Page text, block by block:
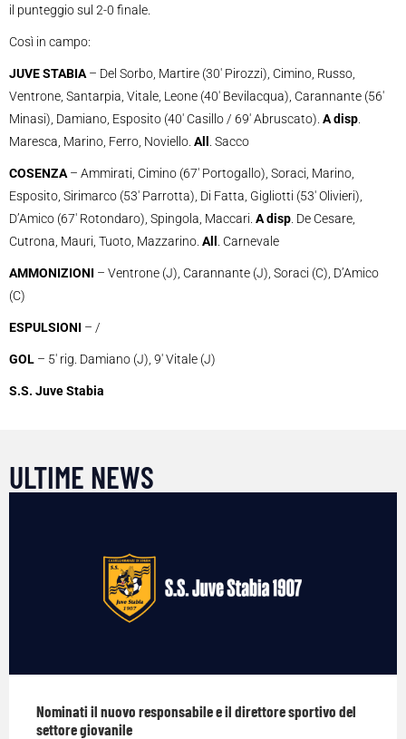
il punteggio sul 2-0 finale.
Così in campo:
JUVE STABIA – Del Sorbo, Martire (30′ Pirozzi), Cimino, Russo,
Ventrone, Santarpia, Vitale, Leone (40′ Bevilacqua), Carannante (56′
Minasi), Damiano, Esposito (40′ Casillo / 69′ Abruscato). A disp
Maresca, Marino, Ferro, Noviello. All . Sacco
COSENZA – Ammirati, Cimino (67′ Portogallo), Soraci, Marino,
Esposito, Sirimarco (53′ Parrotta), Di Fatta, Gigliotti (53′ Olivieri),
D’Amico (67′ Rotondaro), Spingola, Maccari. A disp . De Cesare,
Cutrona, Mauri, Tuoto, Mazzarino. All . Carnevale
AMMONIZIONI – Ventrone (J), Carannante (J), Soraci (C), D’Amico
(C)
ESPULSIONI – /
GOL – 5′ rig. Damiano (J), 9′ Vitale (J)
S.S. Juve Stabia
ULTIME NEWS
Nominati il nuovo responsabile e il direttore sportivo del
settore giovanile